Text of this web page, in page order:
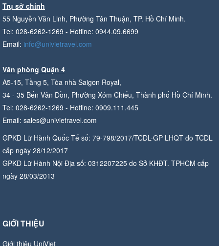
Trụ sở chính
55 Nguyễn Văn Linh, Phường Tân Thuận, TP. Hồ Chí Minh.
Tel: 028-6262-1269 - Hotline: 0944.09.6699
Email: info@univietravel.com
Văn phòng Quận 4
A5-15, Tầng 5, Tòa nhà Saigon Royal,
34 - 35 Bến Vân Đồn, Phường Xóm Chiếu, Thành phố Hồ Chí Minh.
Tel: 028-6262-1269 - Hotline: 0909.111.445
Email: sales@univietravel.com
GPKD Lữ Hành Quốc Tế số: 79-798/2017/TCDL-GP LHQT do TCDL
cấp ngày 28/12/2017
GPKD Lữ Hành Nội Địa số: 0312207225 do Sở KHĐT. TPHCM cấp
ngày 28/03/2013
GIỚI THIỆU
Giới thiệu UniViet